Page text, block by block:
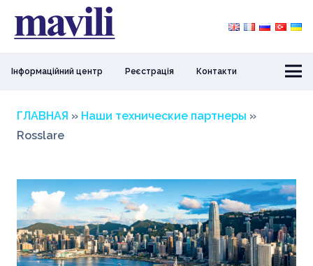
Інформаційний центр Реєстрація Контакти
ГЛАВНАЯ » Наши технические партнеры »
Rosslare